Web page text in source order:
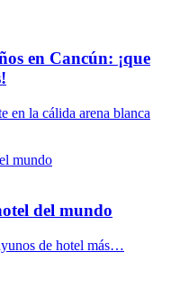
en Cancún: ¡que
en la cálida arena blanca
del mundo
de hotel más…